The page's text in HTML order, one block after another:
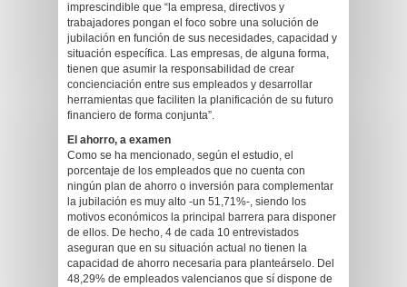
imprescindible que “la empresa, directivos y
trabajadores pongan el foco sobre una solución de
jubilación en función de sus necesidades, capacidad y
situación específica. Las empresas, de alguna forma,
tienen que asumir la responsabilidad de crear
concienciación entre sus empleados y desarrollar
herramientas que faciliten la planificación de su futuro
financiero de forma conjunta”.
El ahorro, a examen
Como se ha mencionado, según el estudio, el
porcentaje de los empleados que no cuenta con
ningún plan de ahorro o inversión para complementar
la jubilación es muy alto -un 51,71%-, siendo los
motivos económicos la principal barrera para disponer
de ellos. De hecho, 4 de cada 10 entrevistados
aseguran que en su situación actual no tienen la
capacidad de ahorro necesaria para planteárselo. Del
48,29% de empleados valencianos que sí dispone de